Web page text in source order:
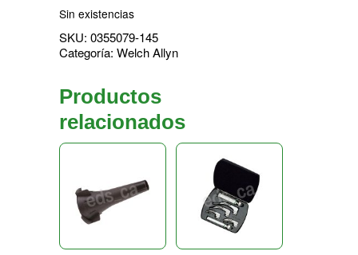
Sin existencias
SKU: 0355079-145
Categoría: Welch Allyn
Productos
relacionados